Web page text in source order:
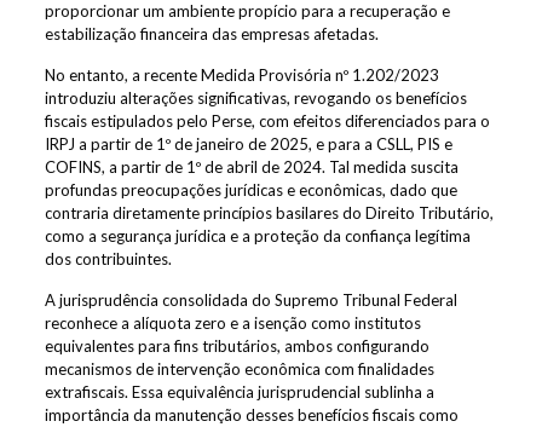
proporcionar um ambiente propício para a recuperação e
estabilização financeira das empresas afetadas​​.
No entanto, a recente Medida Provisória nº 1.202/2023
introduziu alterações significativas, revogando os benefícios
fiscais estipulados pelo Perse, com efeitos diferenciados para o
IRPJ a partir de 1º de janeiro de 2025, e para a CSLL, PIS e
COFINS, a partir de 1º de abril de 2024​​. Tal medida suscita
profundas preocupações jurídicas e econômicas, dado que
contraria diretamente princípios basilares do Direito Tributário,
como a segurança jurídica e a proteção da confiança legítima
dos contribuintes.
A jurisprudência consolidada do Supremo Tribunal Federal
reconhece a alíquota zero e a isenção como institutos
equivalentes para fins tributários, ambos configurando
mecanismos de intervenção econômica com finalidades
extrafiscais. Essa equivalência jurisprudencial sublinha a
importância da manutenção desses benefícios fiscais como